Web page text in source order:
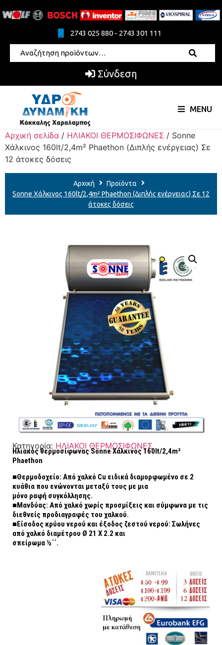
2743 025 880 - 2743 301 111
Σύνδεση
MENU
Αρχική σελίδα / ΗΛΙΑΚΟΙ ΘΕΡΜΟΣΙΦΩΝΕΣ / Sonne
Χάλκινος 160lt/2,4m² Phaethon (Διπλής ενέργειας) Σε
12 άτοκες δόσεις
Αρχική
Προϊόντα
Sonne Χάλκινος 160lt/2,4m² Phaethon (Διπλής ενέργειας) Σε 12
άτοκες δόσεις
Κατηγορία: ΗΛΙΑΚΟΙ ΘΕΡΜΟΣΙΦΩΝΕΣ
Ηλιακός θερμοσίφωνας Sonne Χάλκινος 160lt/2,4m²
Phaethon
■Θερμοδοχείο: Από χαλκό Cu ειδικά διαμορφωμένο σε 2
κυάθια που ενώνονται μεταξύ τους με μια
μόνο ραφή συγκόλλησης.
■Μανδύας: Από χαλκό χωρίς προσμίξεις και σύμφωνα με τις
διεθνείς προδιαγραφές του χαλκού.
■Είσοδος κρύου νερού και έξοδος ζεστού νερού: Σωλήνες
από χαλκό διαμέτρου Ø 21 Χ 2.2 και
σπείρωμα ½΄΄.